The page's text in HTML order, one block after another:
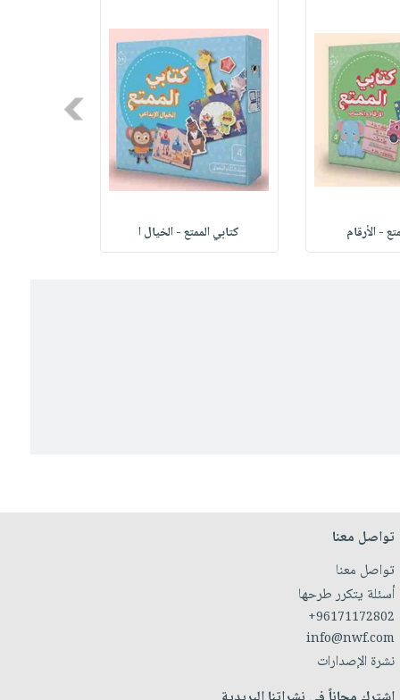
- الأرقام كتابي الممتع - الخيال ا
Next
تواصل معنا
تواصل معنا
أسئلة يتكرر طرحها
+96171172802
info@nwf.com
نشرة الإصدارات